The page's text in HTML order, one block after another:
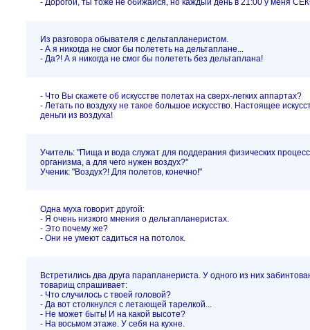
- Дорогой, ты тоже не обижайся, но каждый день в 21:00 у меня
Из разговора обывателя с дельтапланеристом.
- А я никогда не смог бы полететь на дельтаплане...
- Да?! А я никогда не смог бы полететь без дельтаплана!
- Что Вы скажете об искусстве полетах на сверх-легких аппартах?
- Летать по воздуху не такое большое искусство. Настоящее
деньги из воздуха!
Учитель: "Пища и вода служат для поддерания физических
организма, а для чего нужен воздух?"
Ученик: "Воздух?! Для полетов, конечно!"
Одна муха говорит другой:
- Я очень низкого мнения о дельтапланеристах.
- Это почему же?
- Они не умеют садиться на потолок.
Встретились два друга парапланериста. У одного из них
товарищ спрашивает:
- Что случилось с твоей головой?
- Да вот столкнулся с летающей тарелкой...
- Не может быть! И на какой высоте?
- На восьмом этаже. У себя на кухне.